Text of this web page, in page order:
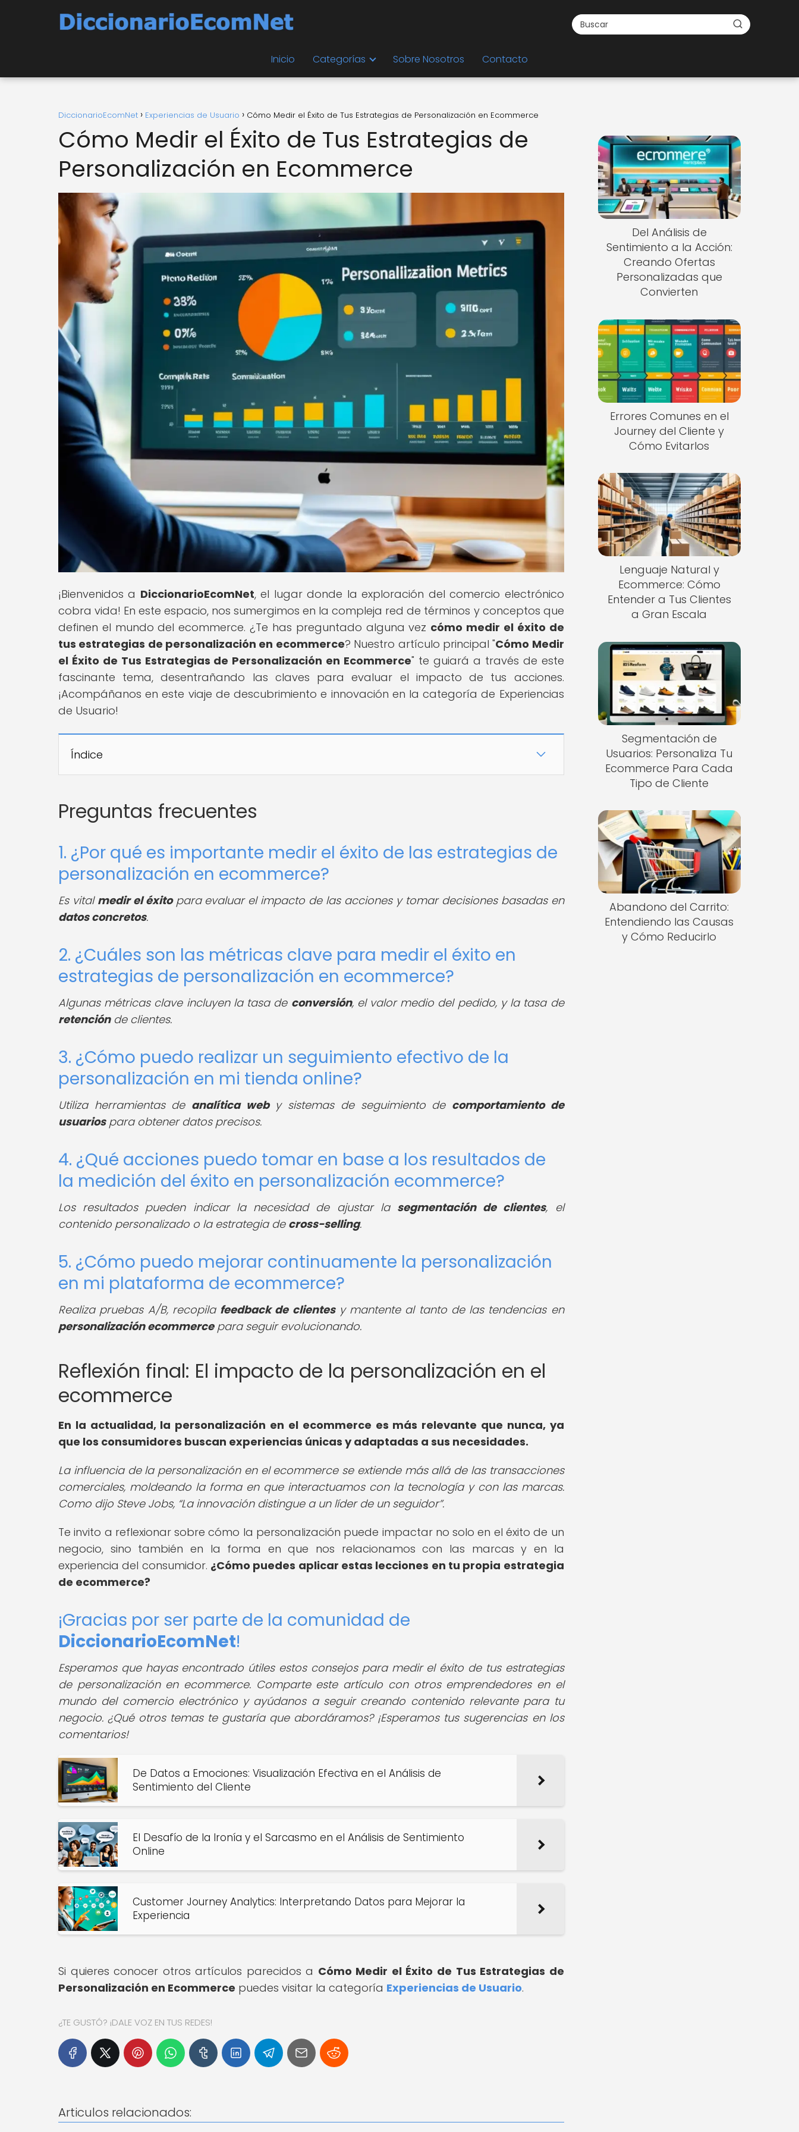
Inicio Categorías Sobre Nosotros Contacto
DiccionarioEcomNet Experiencias de Usuario Cómo Medir el Éxito de Tus Estrategias de Personalización en Ecommerce
Cómo Medir el Éxito de Tus Estrategias de
Personalización en Ecommerce
¡Bienvenidos a DiccionarioEcomNet, el lugar donde la exploración del comercio electrónico
cobra vida! En este espacio, nos sumergimos en la compleja red de términos y conceptos que
definen el mundo del ecommerce. ¿Te has preguntado alguna vez cómo medir el éxito de
tus estrategias de personalización en ecommerce? Nuestro artículo principal "Cómo Medir
el Éxito de Tus Estrategias de Personalización en Ecommerce" te guiará a través de este
fascinante tema, desentrañando las claves para evaluar el impacto de tus acciones.
¡Acompáñanos en este viaje de descubrimiento e innovación en la categoría de Experiencias
de Usuario!
Índice
Preguntas frecuentes
1. ¿Por qué es importante medir el éxito de las estrategias de
personalización en ecommerce?
Es vital medir el éxitopara evaluar el impacto de las acciones y tomar decisiones basadas en
datos concretos.
2. ¿Cuáles son las métricas clave para medir el éxito en
estrategias de personalización en ecommerce?
Algunas métricas clave incluyen la tasa de conversión, el valor medio del pedido, y la tasa de
retenciónde clientes.
3. ¿Cómo puedo realizar un seguimiento efectivo de la
personalización en mi tienda online?
Utiliza herramientas de analítica weby sistemas de seguimiento de comportamiento de
usuariospara obtener datos precisos.
4. ¿Qué acciones puedo tomar en base a los resultados de
la medición del éxito en personalización ecommerce?
Los resultados pueden indicar la necesidad de ajustar la segmentación de clientes, el
contenido personalizado o la estrategia de cross-selling.
5. ¿Cómo puedo mejorar continuamente la personalización
en mi plataforma de ecommerce?
Realiza pruebas A/B, recopila feedback de clientesy mantente al tanto de las tendencias en
personalización ecommercepara seguir evolucionando.
Reflexión final: El impacto de la personalización en el
ecommerce
En la actualidad, la personalización en el ecommerce es más relevante que nunca, ya
que los consumidores buscan experiencias únicas y adaptadas a sus necesidades.
La influencia de la personalización en el ecommerce se extiende más allá de las transacciones
comerciales, moldeando la forma en que interactuamos con la tecnología y con las marcas.
Como dijo Steve Jobs, La innovación distingue a un líder de un seguidor .
Te invito a reflexionar sobre cómo la personalización puede impactar no solo en el éxito de un
negocio, sino también en la forma en que nos relacionamos con las marcas y en la
experiencia del consumidor. ¿Cómo puedes aplicar estas lecciones en tu propia estrategia
de ecommerce?
¡Gracias por ser parte de la comunidad de
DiccionarioEcomNet!
Esperamos que hayas encontrado útiles estos consejos para medir el éxito de tus estrategias
de personalización en ecommerce. Comparte este artículo con otros emprendedores en el
mundo del comercio electrónico y ayúdanos a seguir creando contenido relevante para tu
negocio. ¿Qué otros temas te gustaría que abordáramos? ¡Esperamos tus sugerencias en los
comentarios!
De Datos a Emociones: Visualización Efectiva en el Análisis de
Sentimiento del Cliente
El Desafío de la Ironía y el Sarcasmo en el Análisis de Sentimiento
Online
Customer Journey Analytics: Interpretando Datos para Mejorar la
Experiencia
Si quieres conocer otros artículos parecidos a Cómo Medir el Éxito de Tus Estrategias de
Personalización en Ecommerce puedes visitar la categoría Experiencias de Usuario.
¿TE GUSTÓ? ¡DALE VOZ EN TUS REDES!
Articulos relacionados:
Del Análisis de
Sentimiento a la Acción:
Creando Ofertas
Personalizadas que
Convierten
Errores Comunes en el
Journey del Cliente y
Cómo Evitarlos
Lenguaje Natural y
Ecommerce: Cómo
Entender a Tus Clientes
a Gran Escala
Segmentación de
Usuarios: Personaliza Tu
Ecommerce Para Cada
Tipo de Cliente
Abandono del Carrito:
Entendiendo las Causas
y Cómo Reducirlo